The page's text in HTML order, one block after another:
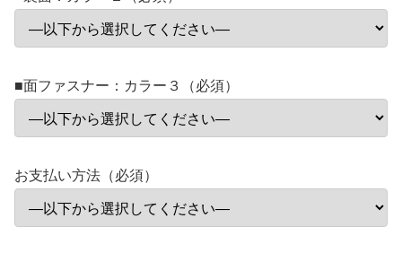
■面ファスナー：カラー３（必須）
お支払い方法（必須）